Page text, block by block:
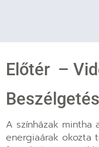
Előtér –
A színházak
energiaárak okozta